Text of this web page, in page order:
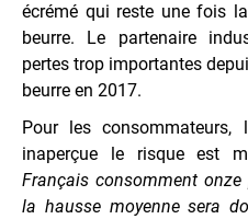
écrémé qui reste une fois
beurre. Le partenaire
pertes trop importantes
beurre en 2017.
Pour les consommateurs,
inaperçue le risque est
Français consomment
la hausse moyenne sera